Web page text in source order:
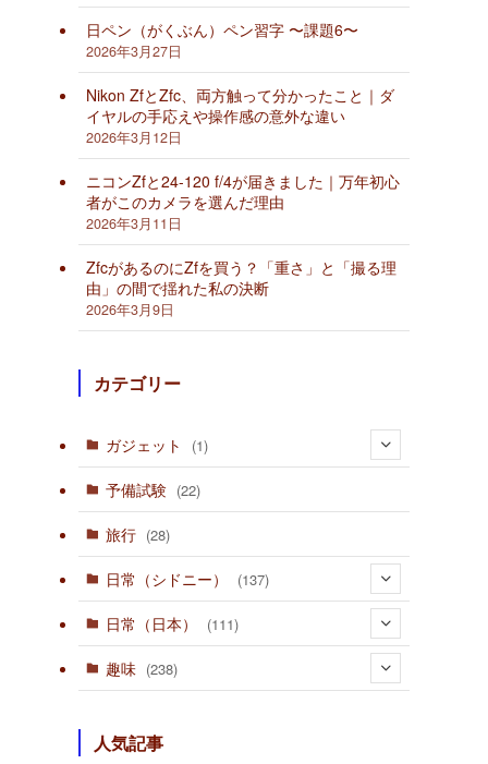
日ペン（がくぶん）ペン習字 〜課題6〜
2026年3月27日
Nikon ZfとZfc、両方触って分かったこと｜ダ
イヤルの手応えや操作感の意外な違い
2026年3月12日
ニコンZfと24-120 f/4が届きました｜万年初心
者がこのカメラを選んだ理由
2026年3月11日
ZfcがあるのにZfを買う？「重さ」と「撮る理
由」の間で揺れた私の決断
2026年3月9日
カテゴリー
ガジェット (1)
(1)
予備試験 (22)
旅行 (28)
日常（シドニー） (137)
(36)
日常（日本） (111)
(10)
趣味 (238)
(80)
人気記事